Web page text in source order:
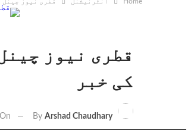
قطری نیوز
کی خبر
By Arshad Chaudhary
On